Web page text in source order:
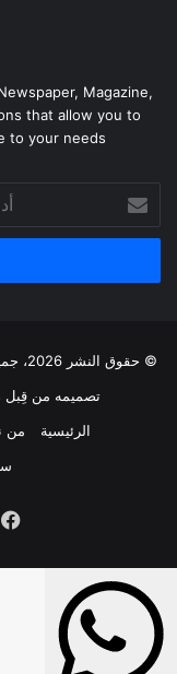
Magazine,
that allow you to
to your needs.
بريدك
الإلكتروني
© حقوق النشر 2026، جميع الحقوق محفوظة |
تصميمه من قِبل TieLabs
الرئيسية
من